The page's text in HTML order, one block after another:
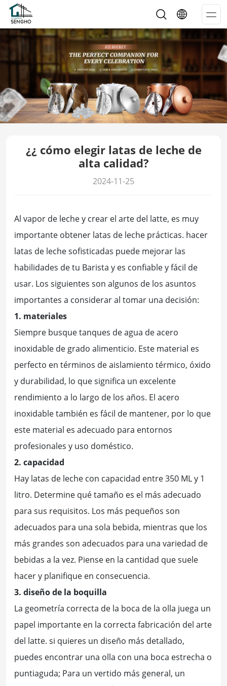
¿¿ cómo elegir latas de leche de
alta calidad?
2024-11-25
Al vapor de leche y crear el arte del latte, es muy
importante obtener latas de leche prácticas. hacer
latas de leche sofisticadas puede mejorar las
habilidades de tu Barista y es confiable y fácil de
usar. Los siguientes son algunos de los asuntos
importantes a considerar al tomar una decisión:
1. materiales
Siempre busque tanques de agua de acero
inoxidable de grado alimenticio. Este material es
perfecto en términos de aislamiento térmico, óxido
y durabilidad, lo que significa un excelente
rendimiento a lo largo de los años. El acero
inoxidable también es fácil de mantener, por lo que
este material es adecuado para entornos
profesionales y uso doméstico.
2. capacidad
Hay latas de leche con capacidad entre 350 ML y 1
litro. Determine qué tamaño es el más adecuado
para sus requisitos. Los más pequeños son
adecuados para una sola bebida, mientras que los
más grandes son adecuados para una variedad de
bebidas a la vez. Piense en la cantidad que suele
hacer y planifique en consecuencia.
3. diseño de la boquilla
La geometría correcta de la boca de la olla juega un
papel importante en la correcta fabricación del arte
del latte. si quieres un diseño más detallado,
puedes encontrar una olla con una boca estrecha o
puntiaguda; Para un vertido más general, un